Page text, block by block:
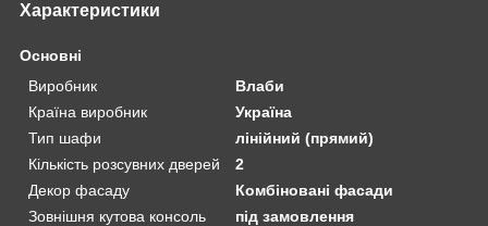
Характеристики
Основні
Виробник
Влаби
Країна виробник
Україна
Тип шафи
лінійний (прямий)
Кількість розсувних дверей
2
Декор фасаду
Комбіновані фасади
Зовнішня кутова консоль
під замовлення